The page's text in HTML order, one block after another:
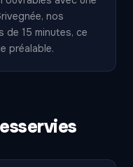
nos
de 15 minutes, ce
préalable.